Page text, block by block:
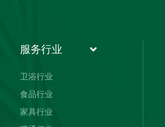
服务行业
卫浴行业
食品行业
家具行业